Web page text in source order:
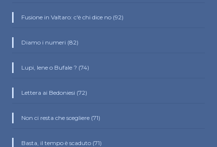
Fusione in Valtaro: c'è chi dice no (92)
Diamo i numeri (82)
Lupi, Iene o Bufale ? (74)
Lettera ai Bedoniesi (72)
Non ci resta che scegliere (71)
Basta, il tempo è scaduto (71)